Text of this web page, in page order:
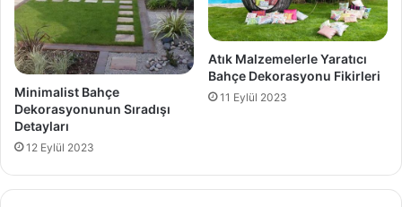
Minimalist Bahçe
Dekorasyonunun Sıradışı
Detayları
12 Eylül 2023
Atık Malzemelerle Yaratıcı
Bahçe Dekorasyonu Fikirleri
11 Eylül 2023